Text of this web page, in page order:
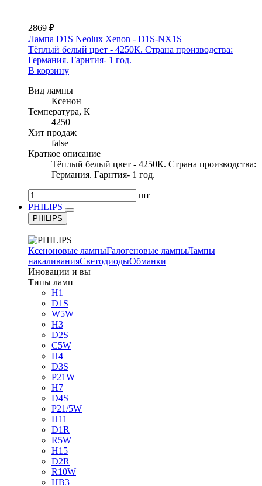
2869 ₽
Лампа D1S Neolux Xenon - D1S-NX1S
Тёплый белый цвет - 4250К. Страна производства:
Германия. Гарнтия- 1 год.
В корзину
Вид лампы
Ксенон
Температура, К
4250
Хит продаж
false
Краткое описание
Тёплый белый цвет - 4250К. Страна производства:
Германия. Гарнтия- 1 год.
шт
PHILIPS
PHILIPS
Ксеноновые лампыГалогеновые лампыЛампы
накаливанияСветодиодыОбманки
Иновации и вы
Типы ламп
H1
D1S
W5W
H3
D2S
C5W
H4
D3S
P21W
H7
D4S
P21/5W
H11
D1R
R5W
H15
D2R
R10W
HB3